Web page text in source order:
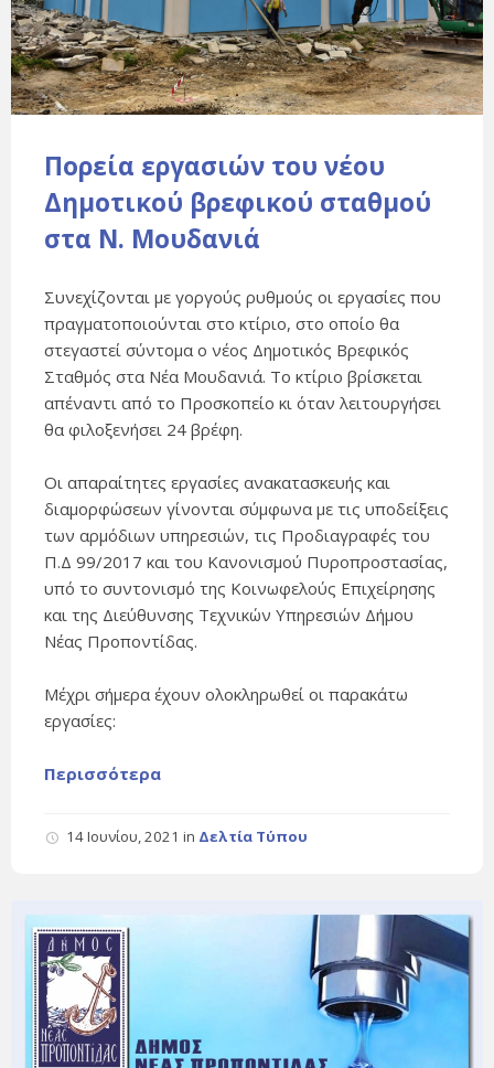
Πορεία εργασιών του νέου
Δημοτικού βρεφικού σταθμού
στα Ν. Μουδανιά
Συνεχίζονται με γοργούς ρυθμούς οι εργασίες που
πραγματοποιούνται στο κτίριο, στο οποίο θα
στεγαστεί σύντομα ο νέος Δημοτικός Βρεφικός
Σταθμός στα Νέα Μουδανιά. Το κτίριο βρίσκεται
απέναντι από το Προσκοπείο κι όταν λειτουργήσει
θα φιλοξενήσει 24 βρέφη.
Οι απαραίτητες εργασίες ανακατασκευής και
διαμορφώσεων γίνονται σύμφωνα με τις υποδείξεις
των αρμόδιων υπηρεσιών, τις Προδιαγραφές του
Π.Δ 99/2017 και του Κανονισμού Πυροπροστασίας,
υπό το συντονισμό της Κοινωφελούς Επιχείρησης
και της Διεύθυνσης Τεχνικών Υπηρεσιών Δήμου
Νέας Προποντίδας.
Μέχρι σήμερα έχουν ολοκληρωθεί οι παρακάτω
εργασίες:
Περισσότερα
14 Ιουνίου, 2021 in Δελτία Τύπου